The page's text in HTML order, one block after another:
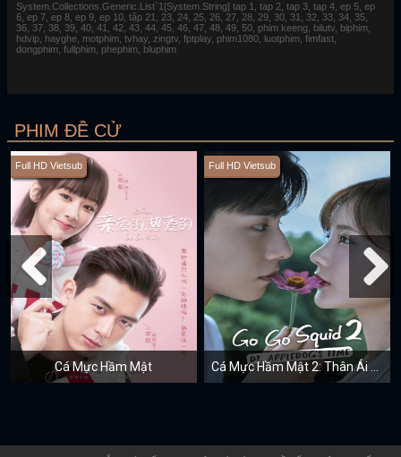
System.Collections.Generic.List`1[System.String] tap 1, tap 2, tap 3, tap 4, ep 5, ep
6, ep 7, ep 8, ep 9, ep 10, tập 21, 23, 24, 25, 26, 27, 28, 29, 30, 31, 32, 33, 34, 35,
36, 37, 38, 39, 40, 41, 42, 43, 44, 45, 46, 47, 48, 49, 50, phim keeng, bilutv, biphim,
hdvip, hayghe, motphim, tvhay, zingtv, fptplay, phim1080, luotphim, fimfast,
dongphim, fullphim, phephim, bluphim
PHIM ĐỀ CỬ
Full HD Vietsub
Cá Mực Hầm Mật
Full HD Vietsub